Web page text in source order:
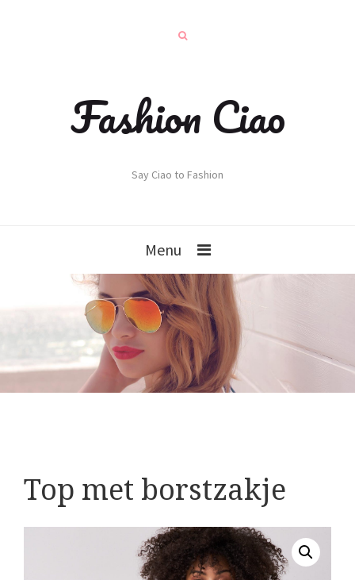
Fashion Ciao
Say Ciao to Fashion
Menu
Top met borstzakje